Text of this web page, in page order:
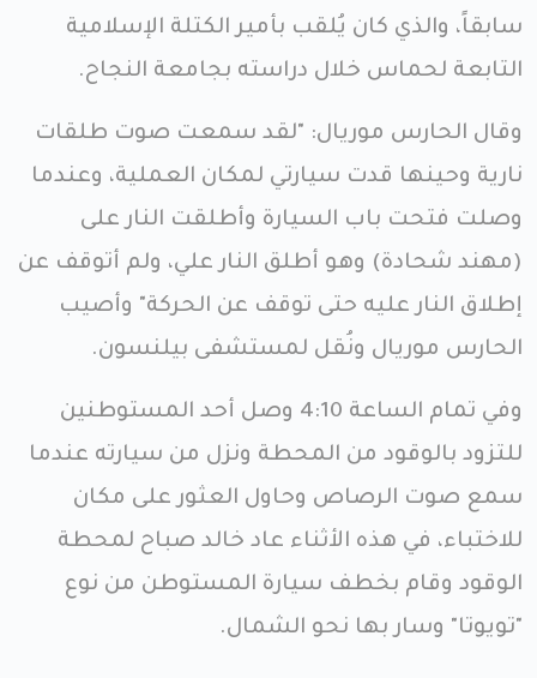
سابقاً، والذي كان يُلقب بأمير الكتلة الإسلامية
التابعة لحماس خلال دراسته بجامعة النجاح.
وقال الحارس موريال: "لقد سمعت صوت طلقات
نارية وحينها قدت سيارتي لمكان العملية، وعندما
وصلت فتحت باب السيارة وأطلقت النار على
(مهند شحادة) وهو أطلق النار علي، ولم أتوقف عن
إطلاق النار عليه حتى توقف عن الحركة" وأصيب
الحارس موريال ونُقل لمستشفى بيلنسون.
وفي تمام الساعة 4:10 وصل أحد المستوطنين
للتزود بالوقود من المحطة ونزل من سيارته عندما
سمع صوت الرصاص وحاول العثور على مكان
للاختباء، في هذه الأثناء عاد خالد صباح لمحطة
الوقود وقام بخطف سيارة المستوطن من نوع
"تويوتا" وسار بها نحو الشمال.